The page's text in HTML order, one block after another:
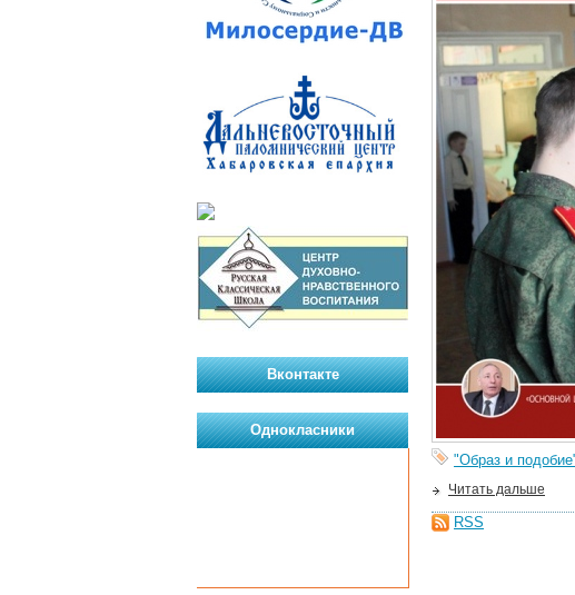
"Образ и
Читать дальше
RSS
Вконтакте
Однокласники